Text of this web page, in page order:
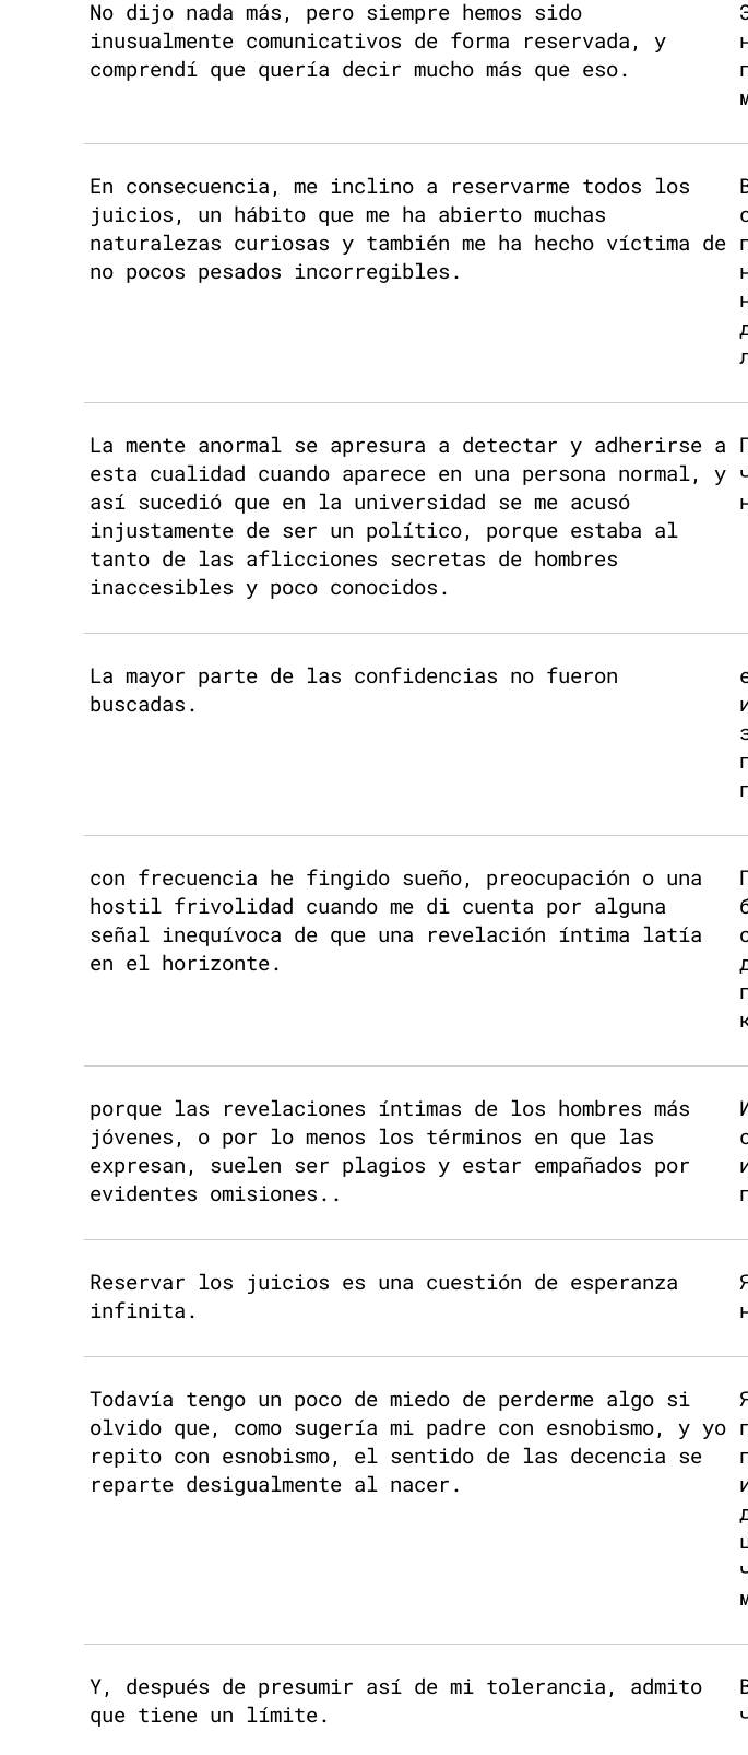
No dijo nada más, pero siempre hemos sido
inusualmente comunicativos de forma reservada, y
comprendí que quería decir mucho más que eso.
En consecuencia, me inclino a reservarme todos los
juicios, un hábito que me ha abierto muchas
naturalezas curiosas y también me ha hecho víctima de
no pocos pesados incorregibles.
La mente anormal se apresura a detectar y adherirse a
esta cualidad cuando aparece en una persona normal, y
así sucedió que en la universidad se me acusó
injustamente de ser un político, porque estaba al
tanto de las aflicciones secretas de hombres
inaccesibles y poco conocidos.
La mayor parte de las confidencias no fueron
buscadas.
con frecuencia he fingido sueño, preocupación o una
hostil frivolidad cuando me di cuenta por alguna
señal inequívoca de que una revelación íntima latía
en el horizonte.
porque las revelaciones íntimas de los hombres más
jóvenes, o por lo menos los términos en que las
expresan, suelen ser plagios y estar empañados por
evidentes omisiones..
Reservar los juicios es una cuestión de esperanza
infinita.
Todavía tengo un poco de miedo de perderme algo si
olvido que, como sugería mi padre con esnobismo, y yo
repito con esnobismo, el sentido de las decencia se
reparte desigualmente al nacer.
Y, después de presumir así de mi tolerancia, admito
que tiene un límite.